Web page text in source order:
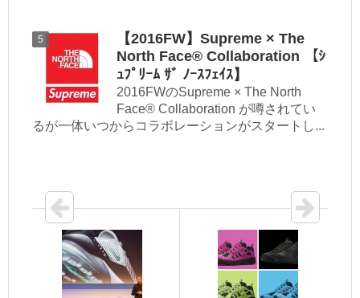
【2016FW】Supreme × The
North Face® Collaboration 【ｼ
ｭﾌﾟﾘｰﾑ ｻﾞ ﾉｰｽﾌｪｲｽ】
2016FWのSupreme × The North
Face® Collaboration が噂されてい
るが一体いつからコラボレーションがスタートし...